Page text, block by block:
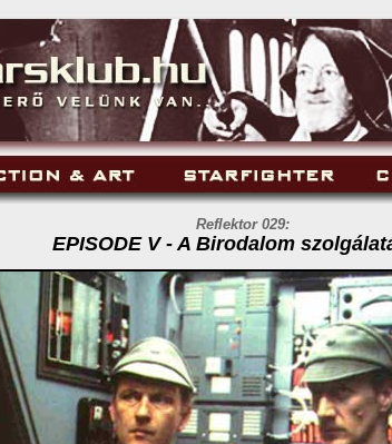
Reflektor 029:
EPISODE V - A Birodalom